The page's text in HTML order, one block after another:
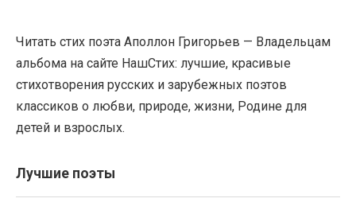
Читать стих поэта Аполлон Григорьев — Владельцам
альбома на сайте НашСтих: лучшие, красивые
стихотворения русских и зарубежных поэтов
классиков о любви, природе, жизни, Родине для
детей и взрослых.
Лучшие поэты